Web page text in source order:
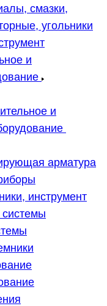
смазки,
угольники
и
и
арматура
инструмент